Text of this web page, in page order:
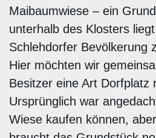
Maibaumwiese – ein
unterhalb des Klosters
Schlehdorfer Bevölkerung
Hier möchten wir
Besitzer eine Art Dorfplatz
Ursprünglich war
Wiese kaufen können,